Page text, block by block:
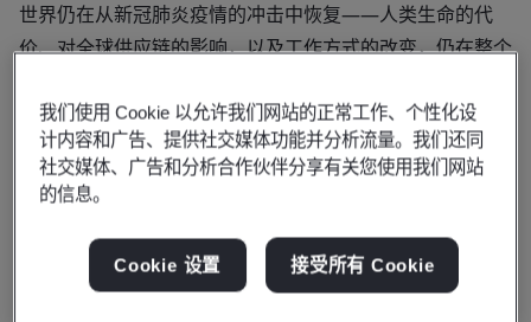
世界仍在从新冠肺炎疫情的冲击中恢复——人类生命的代
价、对全球供应链的影响，以及工作方式的改变，仍在整个
但是，在这场动荡中，企业界确实出现了一种“我们同舟共
济”的心态转变。
人观察随后给人们、工作和工作场所带来的益处。
我们使用 Cookie 以允许我们网站的正常工作、个性化设
计内容和广告、提供社交媒体功能并分析流量。我们还同
社交媒体、广告和分析合作伙伴分享有关您使用我们网站
的信息。
Cookie 设置 接受所有 Cookie